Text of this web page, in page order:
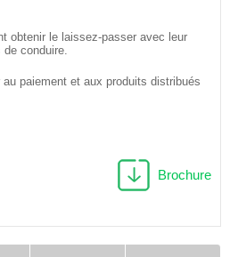
obtenir le laissez-passer avec leur
de conduire.
paiement et aux produits distribués
Brochure